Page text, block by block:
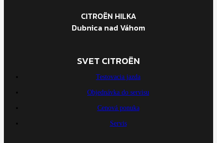
CITROËN HILKA
Dubnica nad Váhom
SVET CITROËN
Testovacia jazda
Objednávka do servisu
Cenová ponuka
Servis